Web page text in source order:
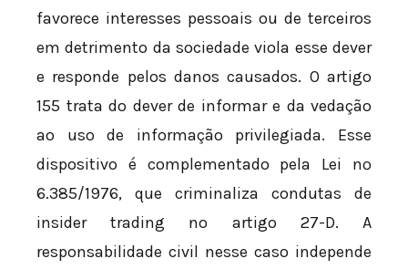
favorece interesses pessoais ou de terceiros
em detrimento da sociedade viola esse dever
e responde pelos danos causados. O artigo
155 trata do dever de informar e da vedação
ao uso de informação privilegiada. Esse
dispositivo é complementado pela Lei nº
6.385/1976, que criminaliza condutas de
insider trading no artigo 27-D. A
responsabilidade civil nesse caso independe